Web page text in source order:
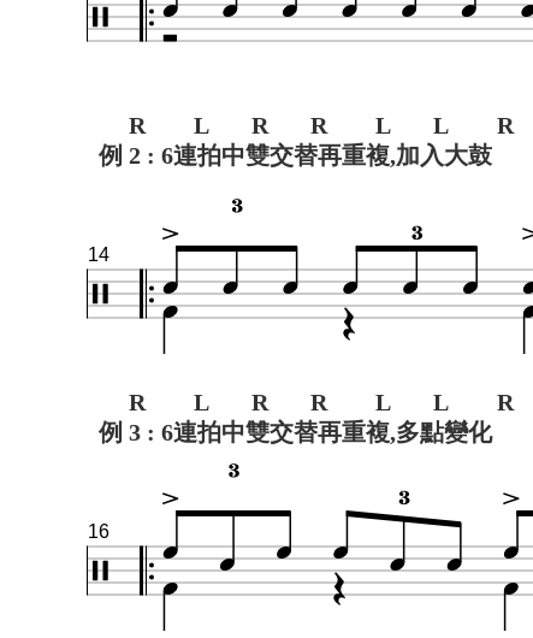
R L R R L L
例 2 : 6連拍中雙交替再重複,加入大鼓
R L R R L L
例 3 : 6連拍中雙交替再重複,多點變化
14
16